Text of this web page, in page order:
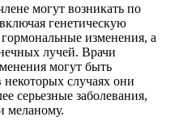
могут возникать по
генетическую
изменения, а
лучей. Врачи
могут быть
случаях они
серьезные заболевания,
меланому.